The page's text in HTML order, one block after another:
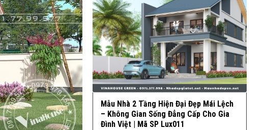
Mẫu Nhà 2 Tầng Hiện Đại Đẹp Mái Lệch
– Không Gian Sống Đẳng Cấp Cho Gia
Đình Việt | Mã SP Lux011